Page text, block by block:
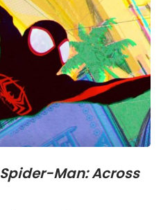
Spider-Man: Across